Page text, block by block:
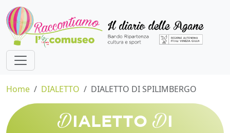
Home DIALETTO DIALETTO DI SPILIMBERGO
D IALETTO D